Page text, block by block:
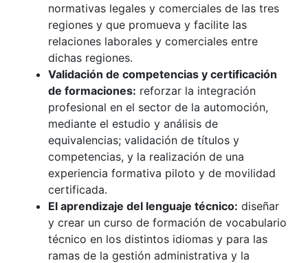
normativas legales y comerciales de las tres
regiones y que promueva y facilite las
relaciones laborales y comerciales entre
dichas regiones.
Validación de competencias y certificación
de formaciones: reforzar la integración
profesional en el sector de la automoción,
mediante el estudio y análisis de
equivalencias; validación de títulos y
competencias, y la realización de una
experiencia formativa piloto y de movilidad
certificada.
El aprendizaje del lenguaje técnico: diseñar
y crear un curso de formación de vocabulario
técnico en los distintos idiomas y para las
ramas de la gestión administrativa y la